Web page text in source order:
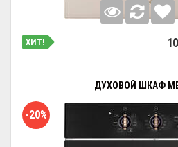
ХИТ!
ДУХОВОЙ ШКАФ
-20%